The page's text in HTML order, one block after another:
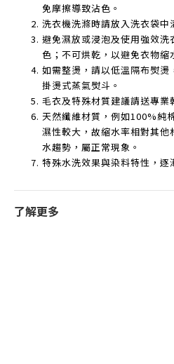
免摩擦導致沾色。
洗衣機洗滌時請放入洗衣袋中
避免濕放或浸泡及使用強效
色；不可烘乾，以避免衣物縮
如需整燙，請以低溫隔布熨燙
掛燙式蒸氣熨斗。
毛衣及特殊材質建議請送專業
天然纖維材質，例如100%純
濕性較大，故縮水率相對其
水趨勢，屬正常現象。
特殊水洗效果與染料特性，逐
了解更多